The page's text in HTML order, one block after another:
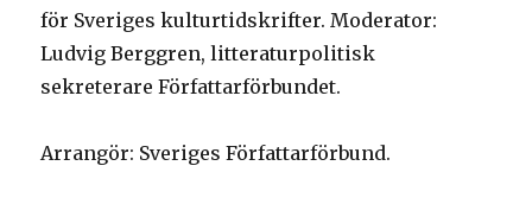
för Sveriges kulturtidskrifter. Moderator:
Ludvig Berggren, litteraturpolitisk
sekreterare Författarförbundet.
Arrangör: Sveriges Författarförbund.